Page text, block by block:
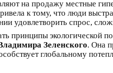
на продажу местные
к тому, что люди
удовлетворить спрос,
принципы экологической
Зеленского. Она
глобальному